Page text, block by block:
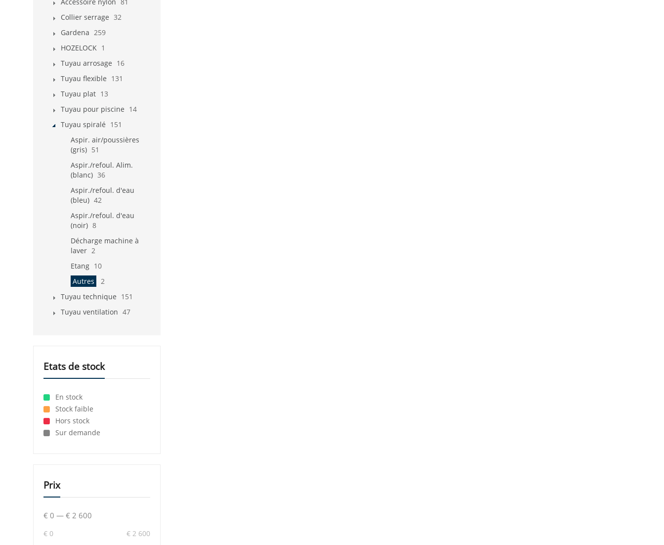
Collier serrage 32
Gardena 259
HOZELOCK 1
Tuyau arrosage 16
Tuyau flexible 131
Tuyau plat 13
Tuyau pour piscine 14
Tuyau spiralé 151
Aspir. air/poussières
(gris) 51
Aspir./refoul. Alim.
(blanc) 36
Aspir./refoul. d'eau
(bleu) 42
Aspir./refoul. d'eau
(noir) 8
Décharge machine à
laver 2
Etang 10
Autres
2
Tuyau technique 151
Tuyau ventilation 47
Etats de stock
En stock
Stock faible
Hors stock
Sur demande
Prix
€ 0 — € 2 600
€ 0 € 2 600